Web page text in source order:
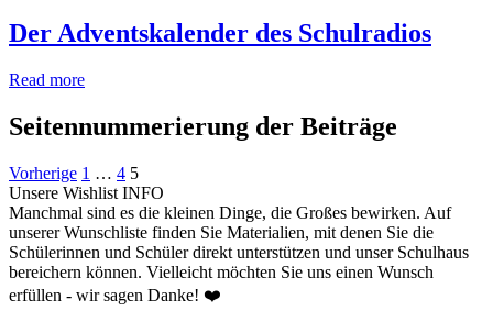
Der Adventskalender des Schulradios
Read more
Seitennummerierung der Beiträge
Vorherige 1 … 4 5
Unsere Wishlist INFO
Manchmal sind es die kleinen Dinge, die Großes bewirken. Auf
unserer Wunschliste finden Sie Materialien, mit denen Sie die
Schülerinnen und Schüler direkt unterstützen und unser Schulhaus
bereichern können. Vielleicht möchten Sie uns einen Wunsch
erfüllen - wir sagen Danke! ❤️